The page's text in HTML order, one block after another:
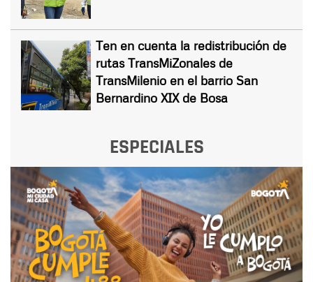
Ten en cuenta la redistribución de
rutas TransMiZonales de
TransMilenio en el barrio San
Bernardino XIX de Bosa
ESPECIALES